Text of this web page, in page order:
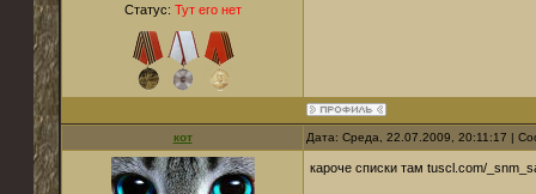
Статус: Тут его нет
кот Дата: Среда, 22.07.2009, 20:11:17 |
кароче списки там tuscl.com/